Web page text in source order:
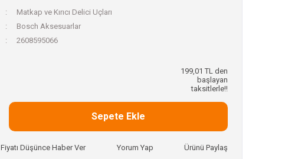
Matkap ve Kırıcı Delici Uçları
Bosch Aksesuarlar
2608595066
199,01 TL den
başlayan
taksitlerle!!
Sepete Ekle
Fiyatı Düşünce Haber Ver Yorum Yap Ürünü Paylaş